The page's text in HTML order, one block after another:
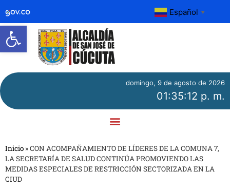
Abrir barra de herramientas
Español ▼
domingo, 9 de agosto de 2026
01:35:12 p. m.
Inicio »CON ACOMPAÑAMIENTO DE LÍDERES DE LA COMUNA 7,
LA SECRETARÍA DE SALUD CONTINÚA PROMOVIENDO LAS
MEDIDAS ESPECIALES DE RESTRICCIÓN SECTORIZADA EN LA
CIUD